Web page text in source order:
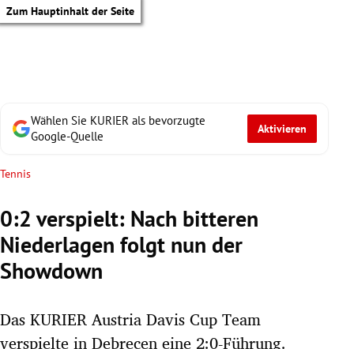
Zum Hauptinhalt der Seite
Wählen Sie KURIER als bevorzugte
Google-Quelle
Aktivieren
Tennis
0:2 verspielt: Nach bitteren
Niederlagen folgt nun der
Showdown
Das KURIER Austria Davis Cup Team
verspielte in Debrecen eine 2:0-Führung.